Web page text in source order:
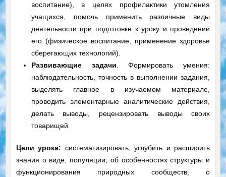
воспитание), в целях профилактики утомления
учащихся, помочь применить различные виды
деятельности при подготовке к уроку и проведении
его (физическое воспитание, применение здоровье
сберегающих технологий).
Развивающие задачи. Формировать умения:
наблюдательность, точность в выполнении задания,
выделять главное в изучаемом материале,
проводить элементарные аналитические действия,
делать выводы, рецензировать выводы своих
товарищей.
Цели урока: систематизировать, углубить и расширить
знания о виде, популяции; об особенностях структуры и
функционирования природных сообществ; о